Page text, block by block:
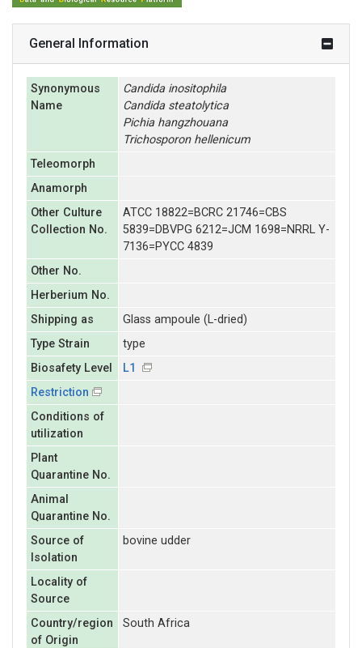
General Information
Synonymous
Name
Candida inositophila
Candida steatolytica
Pichia hangzhouana
Trichosporon hellenicum
Teleomorph
Anamorph
Other Culture
Collection No.
ATCC 18822=BCRC 21746=CBS
5839=DBVPG 6212=JCM 1698=NRRL Y-
7136=PYCC 4839
Other No.
Herberium No.
Shipping as
Glass ampoule (L-dried)
Type Strain
type
Biosafety Level
L1
Restriction
Conditions of
utilization
Plant
Quarantine No.
Animal
Quarantine No.
Source of
Isolation
bovine udder
Locality of
Source
Country/region
of Origin
South Africa